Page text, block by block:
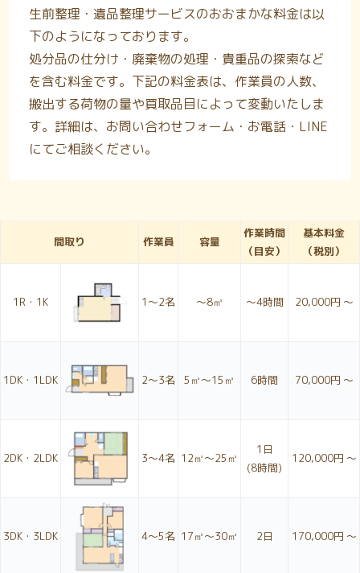
生前整理・遺品整理サービスのおおまかな料金は以
下のようになっております。
処分品の仕分け・廃棄物の処理・貴重品の探索など
を含む料金です。下記の料金表は、作業員の人数、
搬出する荷物の量や買取品目によって変動いたしま
す。詳細は、お問い合わせフォーム・お電話・LINE
にてご相談ください。
間取り 作業員 容量
作業時間
（目安）
基本料金
（税別）
1R・1K 1〜2名 ～8㎥ ～4時間 20,000円 ～
1DK・1LDK 2〜3名 5㎥～15㎥ 6時間 70,000円 ～
2DK・2LDK 3〜4名 12㎥～25㎥
1日
(8時間)
120,000円 ～
3DK・3LDK 4〜5名 17㎥～30㎥ 2日 170,000円 ～